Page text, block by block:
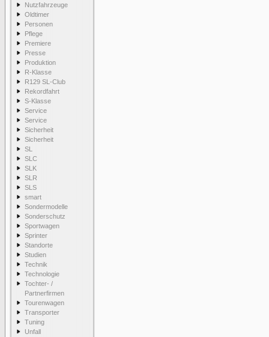
Nutzfahrzeuge
Oldtimer
Personen
Pflege
Premiere
Presse
Produktion
R-Klasse
R129 SL-Club
Rekordfahrt
S-Klasse
Service
Service
Sicherheit
Sicherheit
SL
SLC
SLK
SLR
SLS
smart
Sondermodelle
Sonderschutz
Sportwagen
Sprinter
Standorte
Studien
Technik
Technologie
Tochter- /
Partnerfirmen
Tourenwagen
Transporter
Tuning
Unfall